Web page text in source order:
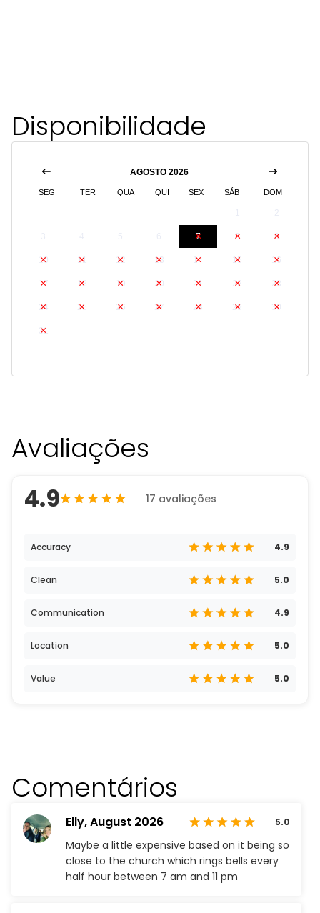
Disponibilidade
AGOSTO 2026
SEG TER QUA QUI SEX SÁB DOM
7 8 9
10 11 12 13 14 15 16
17 18 19 20 21 22 23
24 25 26 27 28 29 30
31
Avaliações
4.9 17 avaliações
Accuracy 4.9
Clean 5.0
Communication 4.9
Location 5.0
Value 5.0
Comentários
Elly,August 2026 5.0
Maybe a little expensive based on it being so
close to the church which rings bells every
half hour between 7 am and 11 pm